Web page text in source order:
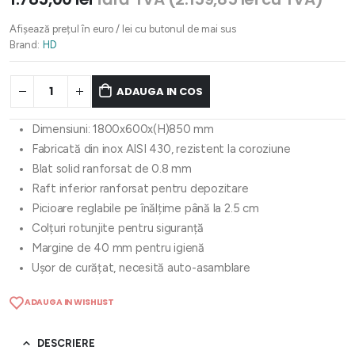
Afișează prețul în euro / lei cu butonul de mai sus
Brand: HD
ADAUGA IN COS
Dimensiuni: 1800x600x(H)850 mm
Fabricată din inox AISI 430, rezistent la coroziune
Blat solid ranforsat de 0.8 mm
Raft inferior ranforsat pentru depozitare
Picioare reglabile pe înălțime până la 2.5 cm
Colțuri rotunjite pentru siguranță
Margine de 40 mm pentru igienă
Ușor de curățat, necesită auto-asamblare
ADAUGA IN WISHLIST
DESCRIERE